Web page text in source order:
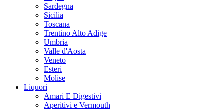
Sardegna
Sicilia
Toscana
Trentino Alto Adige
Umbria
Valle d'Aosta
Veneto
Esteri
Molise
Liquori
Amari E Digestivi
Aperitivi e Vermouth